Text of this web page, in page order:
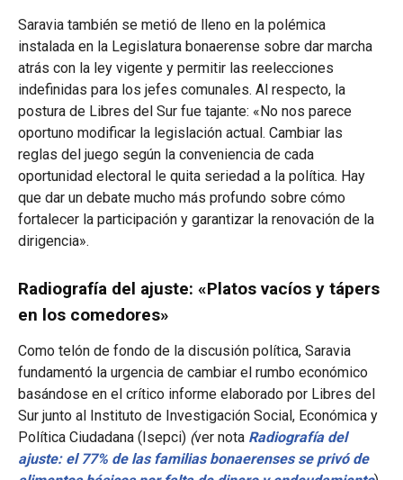
Saravia también se metió de lleno en la polémica
instalada en la Legislatura bonaerense sobre dar marcha
atrás con la ley vigente y permitir las reelecciones
indefinidas para los jefes comunales. Al respecto, la
postura de Libres del Sur fue tajante: «No nos parece
oportuno modificar la legislación actual. Cambiar las
reglas del juego según la conveniencia de cada
oportunidad electoral le quita seriedad a la política. Hay
que dar un debate mucho más profundo sobre cómo
fortalecer la participación y garantizar la renovación de la
dirigencia».
Radiografía del ajuste: «Platos vacíos y tápers
en los comedores»
Como telón de fondo de la discusión política, Saravia
fundamentó la urgencia de cambiar el rumbo económico
basándose en el crítico informe elaborado por Libres del
Sur junto al Instituto de Investigación Social, Económica y
Política Ciudadana (Isepci) (ver nota Radiografía del
ajuste: el 77% de las familias bonaerenses se privó de